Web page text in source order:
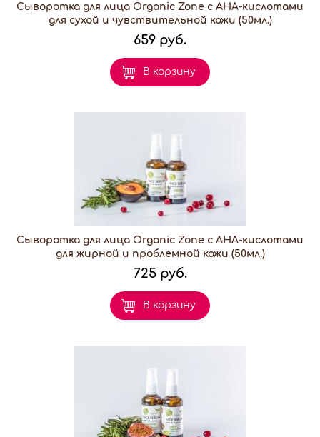
Сыворотка для лица Organic Zone с АНА-кислотами
для сухой и чувствительной кожи (50мл.)
659 руб.
В корзину
Сыворотка для лица Organic Zone с АНА-кислотами
для жирной и проблемной кожи (50мл.)
725 руб.
В корзину